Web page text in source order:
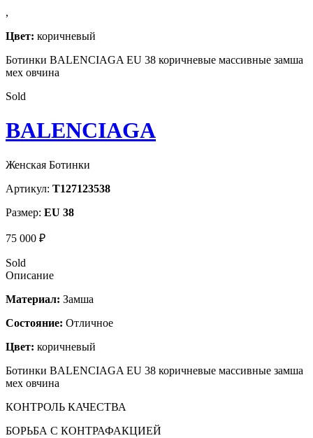
,
Цвет: коричневый
Ботинки BALENCIAGA EU 38 коричневые массивные замша
мех овчина
Sold
BALENCIAGA
Женская Ботинки
Артикул: T127123538
Размер: EU 38
75 000 ₽
Sold
Описание
Материал: Замша
Состояние: Отличное
Цвет: коричневый
Ботинки BALENCIAGA EU 38 коричневые массивные замша
мех овчина
КОНТРОЛЬ КАЧЕСТВА
БОРЬБА С КОНТРАФАКЦИЕЙ